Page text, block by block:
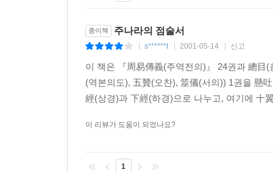
종이책 주나라의 점술서
s******t 2001-05-14 신고
이 책은 『周易傳義(주역전의)』 24권과 總目
(역본의도), 五贊(오찬), 筮儀(서의)) 1권을 懸
經(상경)과 下經(하경)으로 나누고, 여기에 十
이 리뷰가 도움이 되었나요?
1